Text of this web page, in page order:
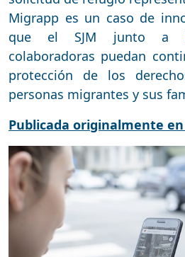
Migrapp es un caso de
que el SJM junto a
colaboradoras puedan
protección de los
personas migrantes y sus
Publicada originalmente